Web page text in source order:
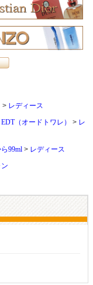
レディース
EDT（オードトワレ）
レ
99ml
レディース